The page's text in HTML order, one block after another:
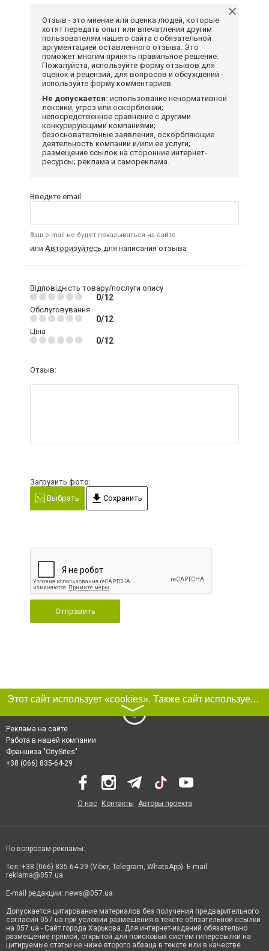
Отзыв - это мнение или оценка людей, которые
хотят передать опыт или впечатления другим
пользователям нашего сайта с обязательной
аргументацией оставленного отзыва. Это
поможет многим принять правильное решение.
Пожалуйста, используйте форму отзывов для
оценок и рецензий, для вопросов и обсуждений -
используйте форму комментариев.
Не допускается: использование ненормативной
лексики, угроз или оскорблений;
непосредственное сравнение с другими
конкурирующими компаниями;
безосновательные заявления, оскорбляющие
деятельность компании и/или ее услуги;
размещение ссылок на сторонние интернет-
ресурсы; реклама и самореклама.
Введите email:
Ваш e-mail не будет показываться на сайте
или Авторизуйтесь для написания отзыва
Відповідність товару/послуги опису
0/12
Обслуговування
0/12
Ціна
0/12
Отзыв:
Загрузить фото:
Выбрать
Сохранить
Отправить
Этот сайт использует «cookies». Также сайт использует интернет-сервис для сбора технических данных касательно посетителей с целью получения маркетинговой и статистической информации. Условия обработки данных посетителей сайта см.
〉
Реклама на сайте
Работа в нашей компании
Франшиза "CitySites"
+38 (066) 835-64-29
О нас Контакты Авторы проекта
По вопросам рекламы:
Тел.:+38 (066) 835-64-29 (Viber, Telegram, WhatsApp). E-mail:
reklama@057.ua
E-mail редакции: news@057.ua
Допускается цитирование материалов без получения предварительного
согласия 057.ua при условии размещения в тексте обязательной ссылки
на 057.ua - Сайт города Харькова. Для интернет-изданий обязательно
размещение прямой, открытой для поисковых систем гиперссылки на
цитируемые статьи не ниже второго абзаца в тексте или в качестве